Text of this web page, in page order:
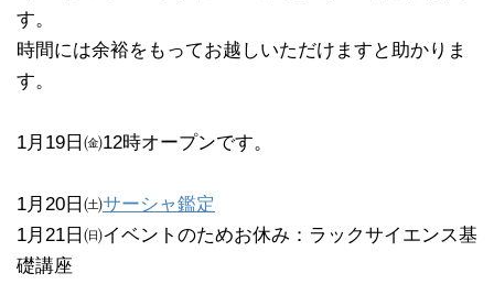
す。
時間には余裕をもってお越しいただけますと助かりま
す。
1月19日㈮12時オープンです。
1月20日㈯サーシャ鑑定
1月21日㈰イベントのためお休み：ラックサイエンス基
礎講座